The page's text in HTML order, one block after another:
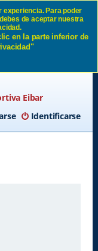
SD
Eibar
Identificarse
experiencia. Para poder
de aceptar nuestra
en la parte inferior de